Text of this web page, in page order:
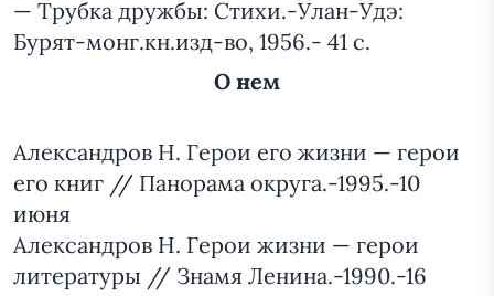
— Трубка дружбы: Стихи.-Улан-Удэ:
Бурят-монг.кн.изд-во, 1956.- 41 с.
О нем
Александров Н. Герои его жизни — герои
его книг // Панорама округа.-1995.-10
июня
Александров Н. Герои жизни — герои
литературы // Знамя Ленина.-1990.-16